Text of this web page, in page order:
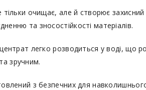
тільки очищає, але й створює
та зносостійкості матеріалів.
легко розводиться у воді, що
зручним.
з безпечних для